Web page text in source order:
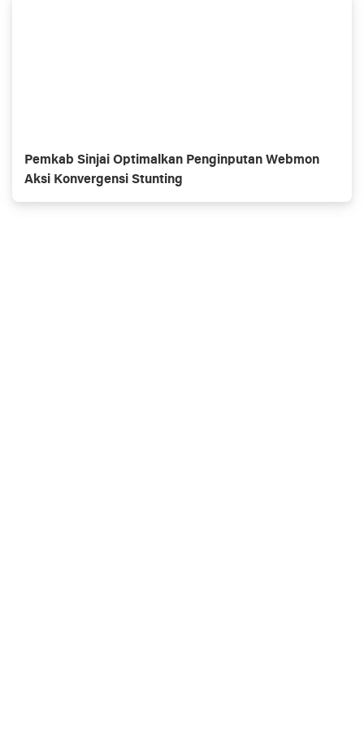
Pemkab Sinjai Optimalkan Penginputan Webmon
Aksi Konvergensi Stunting